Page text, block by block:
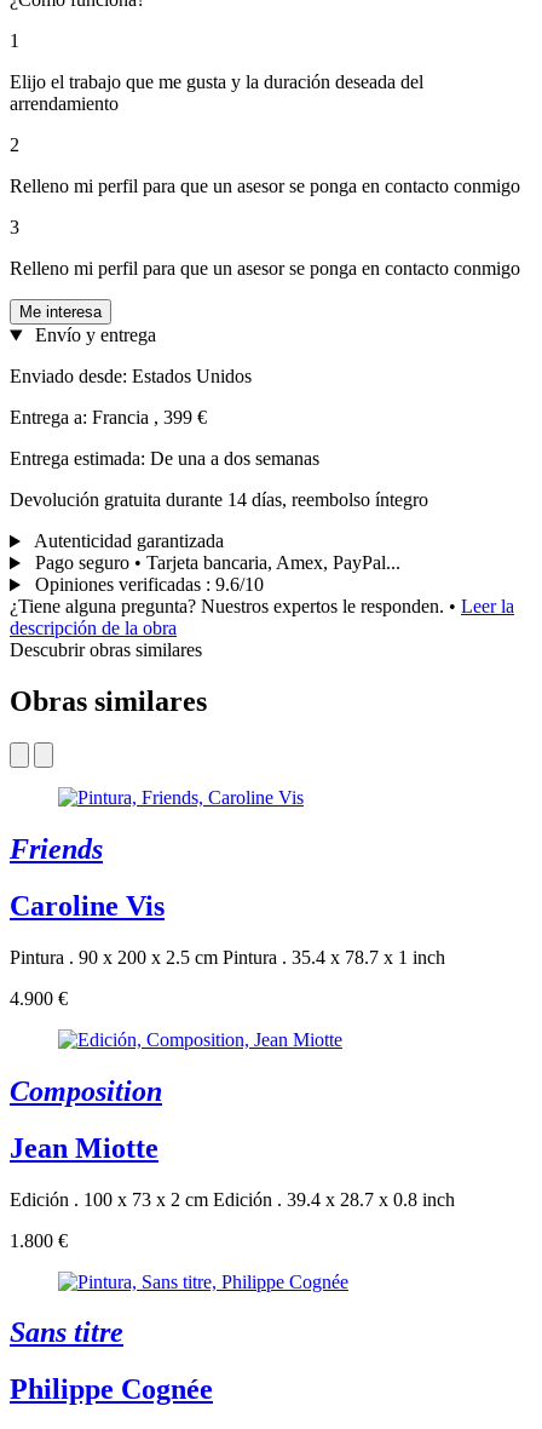
1
Elijo el trabajo que me gusta y la duración deseada del
arrendamiento
2
Relleno mi perfil para que un asesor se ponga en contacto conmigo
3
Relleno mi perfil para que un asesor se ponga en contacto conmigo
Me interesa
Envío y entrega
Enviado desde: Estados Unidos
Entrega a: Francia , 399 €
Entrega estimada: De una a dos semanas
Devolución gratuita durante 14 días, reembolso íntegro
Autenticidad garantizada
Pago seguro • Tarjeta bancaria, Amex, PayPal...
Opiniones verificadas : 9.6/10
¿Tiene alguna pregunta? Nuestros expertos le responden. • Leer la
descripción de la obra
Descubrir obras similares
Obras similares
Friends
Caroline Vis
Pintura . 90 x 200 x 2.5 cm Pintura . 35.4 x 78.7 x 1 inch
4.900 €
Composition
Jean Miotte
Edición . 100 x 73 x 2 cm Edición . 39.4 x 28.7 x 0.8 inch
1.800 €
Sans titre
Philippe Cognée